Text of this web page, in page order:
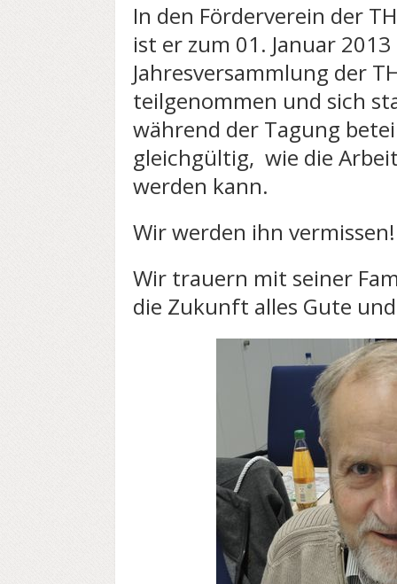
In den Förderverein der
ist er zum 01. Januar
Jahresversammlung der
teilgenommen und sich
während der Tagung
gleichgültig, wie die
werden kann.
Wir werden ihn vermissen!
Wir trauern mit seiner
die Zukunft alles Gute